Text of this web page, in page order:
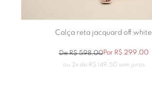
Calça reta jacquard off white
DeR$ 598,00Por R$ 299,00
ou 2x de R$ 149 50sem juros